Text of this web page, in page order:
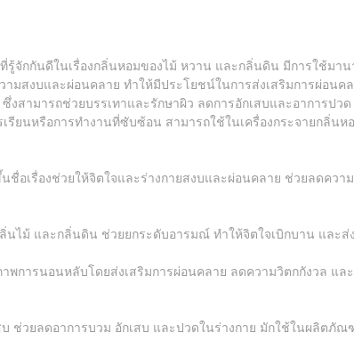
กกันดีในเรื่องกลิ่นหอมของไม้ หวาน และกลิ่นดิน มีการใช้มาน
สงบและผ่อนคลาย ทำให้มีประโยชน์ในการส่งเสริมการผ่อนค
สามารถช่วยบรรเทาและรักษาผิว ลดการอักเสบและอาการป
รียนหรือการทำงานที่ซับซ้อน สามารถใช้ในเครื่องกระจายกลิ่
เรื่องช่วยให้จิตใจและร่างกายสงบและผ่อนคลาย ช่วยลดควา
ม้ และกลิ่นดิน ช่วยยกระดับอารมณ์ ทำให้จิตใจเบิกบาน และส่
ารนอนหลับโดยส่งเสริมการผ่อนคลาย ลดความวิตกกังวล แล
วยลดอาการบวม อักเสบ และปวดในร่างกาย มักใช้ในผลิตภัณ